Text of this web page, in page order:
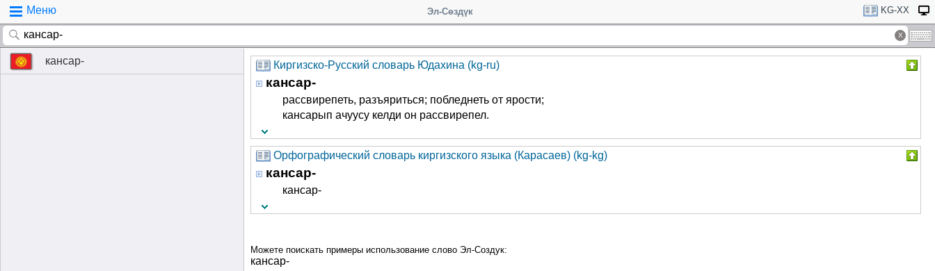
Меню Эл-Сөздүк KG-XX
кансар- Киргизско-Русский словарь Юдахина (kg-ru)
кансар-
рассвирепеть, разъяриться; побледнеть от ярости;
кансарып ачуусу келди он рассвирепел.
Орфографический словарь киргизского языка (Карасаев) (kg-kg)
кансар-
кансар-
Можете поискать примеры использование слово Эл-Создук:
кансар-